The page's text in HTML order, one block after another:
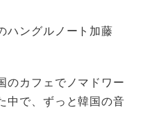
ハングルノート加藤
のカフェでノマドワー
中で、ずっと韓国の音